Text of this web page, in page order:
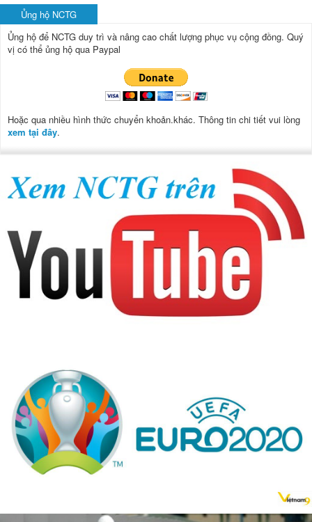
Ủng hộ NCTG
Ủng hộ để NCTG duy trì và nâng cao chất lượng phục vụ cộng đồng. Quý
vị có thể ủng hộ qua Paypal
Hoặc qua nhiều hình thức chuyển khoản.khác. Thông tin chi tiết vui lòng
xem tại đây.